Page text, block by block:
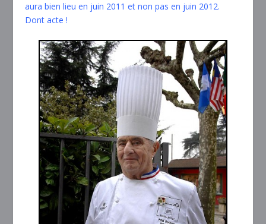
aura bien lieu en juin 2011 et non pas en juin 2012.
Dont acte !